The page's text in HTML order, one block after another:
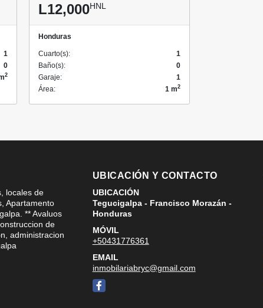
1
0
2
L12,000HNL
Honduras
Cuarto(s):
1
Baño(s):
0
Garaje:
1
Área:
1 m2
locales de
Apartamento
** Avaluos
de
administracion
UBICACIÓN Y CONTACTO
UBICACIÓN
Tegucigalpa - Francisco Morazán -
Honduras
MÓVIL
+50431776361
EMAIL
inmobilariabryc@gmail.com
Facebook